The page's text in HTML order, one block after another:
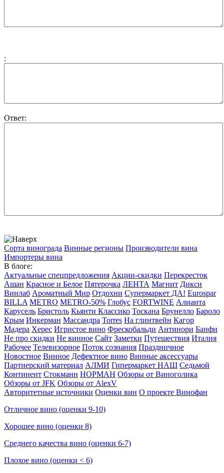
:
Ответ:
Сорта винограда Винные регионы Производители вина
Импортеры вина
В блоге:
Актуальные спецпредложения Акции-скидки Перекресток
Ашан Красное и Белое Пятерочка ЛЕНТА Магнит Дикси
Винлаб Ароматный Мир Отдохни Супермаркет ДА! Eurospar
BILLA METRO METRO-50% Глобус FORTWINE Алианта
Карусель Бристоль Кьянти Классико Тоскана Брунелло Бароло
Крым Инкерман Массандра Torres На глинтвейн Кагор
Мадера Херес Игристое вино Фрескобальди Антинори Банфи
Не про скидки Не винное Сайт Заметки Путешествия Италия
Рабочее Телевизорное Поток сознания Праздничное
Новостное Винное Дефектное вино Винные аксессуары
Партнерский материал АЛМИ Гипермаркет НАШ Седьмой
Континент Стокманн НОРМАН Обзоры от Виноголика
Обзоры от JFK Обзоры от AlexV
Авторитетные источники Оценки вин О проекте Винофан
Отличное вино (оценки 9-10)
Хорошее вино (оценки 8)
Среднего качества вино (оценки 6-7)
Плохое вино (оценки < 6)